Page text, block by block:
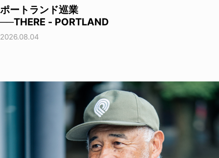
ポートランド巡業
──THERE - PORTLAND
2026.08.04